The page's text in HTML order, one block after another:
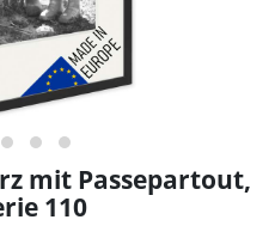
mit Passepartout,
110